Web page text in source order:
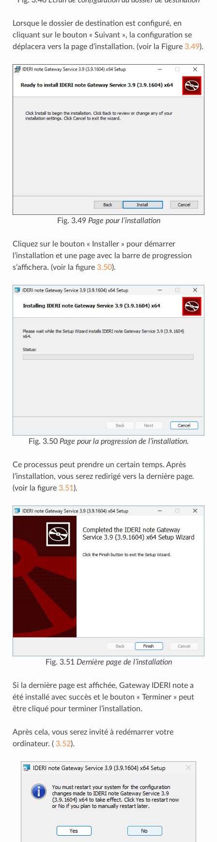
Lorsque le dossier de destination est configuré, en
cliquant sur le bouton « Suivant », la configuration se
déplacera vers la page d’installation. (voir la Figure 3.49).
Fig. 3.49 Page pour l’installation
Cliquez sur le bouton « Installer » pour démarrer
l’installation et une page avec la barre de progression
s’affichera. (voir la figure 3.50).
Fig. 3.50 Page pour la progression de l’installation.
Ce processus peut prendre un certain temps. Après
l’installation, vous serez redirigé vers la dernière page.
(voir la figure 3.51 ).
Fig. 3.51 Dernière page de l’installation
Si la dernière page est affichée, Gateway IDERI note a
été installé avec succès et le bouton « Terminer » peut
être cliqué pour terminer l’installation.
Après cela, vous serez invité à redémarrer votre
ordinateur. ( 3.52).